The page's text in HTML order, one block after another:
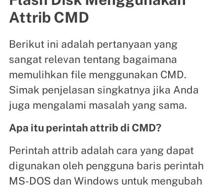
Attrib CMD
Berikut ini adalah pertanyaan yang
sangat relevan tentang bagaimana
memulihkan file menggunakan CMD.
Simak penjelasan singkatnya jika Anda
juga mengalami masalah yang sama.
Apa itu perintah attrib di CMD?
Perintah attrib adalah cara yang dapat
digunakan oleh pengguna baris perintah
MS-DOS dan Windows untuk mengubah